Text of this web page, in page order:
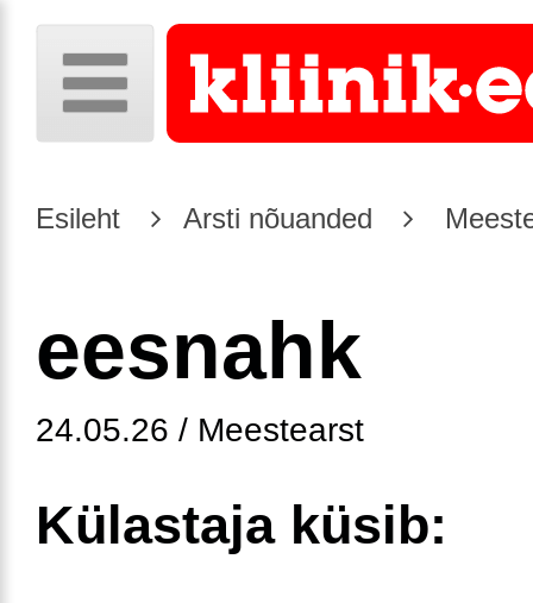
Esileht Arsti nõuanded
eesnahk
24.05.26 / Meestearst
Külastaja küsib: